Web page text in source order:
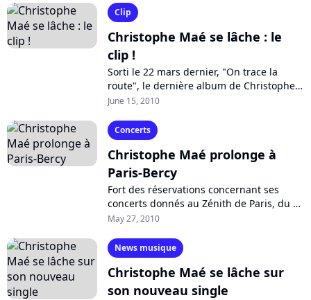
Clip
Christophe Maé se lâche : le
clip !
Sorti le 22 mars dernier, "On trace la
route", le dernière album de Christophe
Maé, dévoile déjà son troisième single,
June 15, 2010
Concerts
Christophe Maé prolonge à
Paris-Bercy
Fort des réservations concernant ses
concerts donnés au Zénith de Paris, du 15
au 19 juin prochains, Christophe Maé
May 27, 2010
News musique
Christophe Maé se lâche sur
son nouveau single